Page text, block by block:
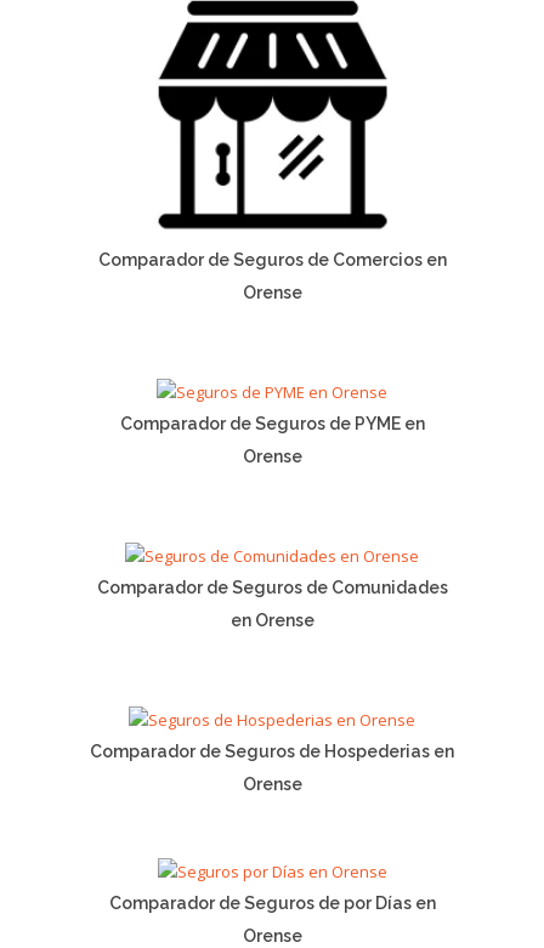
Comparador de Seguros de Comercios en
Orense
Comparador de Seguros de PYME en
Orense
Comparador de Seguros de Comunidades
en Orense
Comparador de Seguros de Hospederias en
Orense
Comparador de Seguros de por Días en
Orense